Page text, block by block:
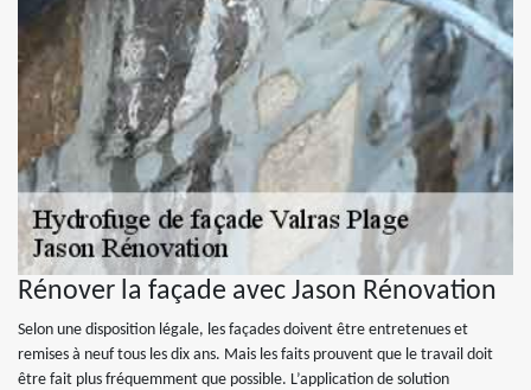
Rénover la façade avec Jason Rénovation
Selon une disposition légale, les façades doivent être entretenues et
remises à neuf tous les dix ans. Mais les faits prouvent que le travail doit
être fait plus fréquemment que possible. L’application de solution